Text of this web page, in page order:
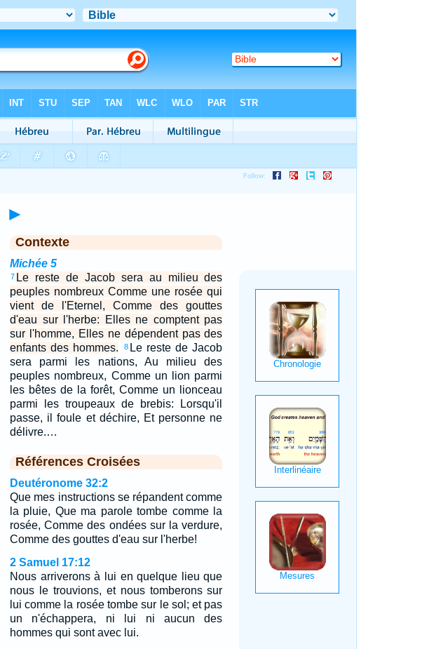
►
Contexte
Michée 5
7 Le reste de Jacob sera au milieu des
peuples nombreux Comme une rosée qui
vient de l'Eternel, Comme des gouttes
d'eau sur l'herbe: Elles ne comptent pas
sur l'homme, Elles ne dépendent pas des
enfants des hommes.
8 Le reste de Jacob
sera parmi les nations, Au milieu des
peuples nombreux, Comme un lion parmi
les bêtes de la forêt, Comme un lionceau
parmi les troupeaux de brebis: Lorsqu'il
passe, il foule et déchire, Et personne ne
délivre.…
Références Croisées
Deutéronome 32:2
Que mes instructions se répandent comme
la pluie, Que ma parole tombe comme la
rosée, Comme des ondées sur la verdure,
Comme des gouttes d'eau sur l'herbe!
2 Samuel 17:12
Nous arriverons à lui en quelque lieu que
nous le trouvions, et nous tomberons sur
lui comme la rosée tombe sur le sol; et pas
un n'échappera, ni lui ni aucun des
hommes qui sont avec lui.